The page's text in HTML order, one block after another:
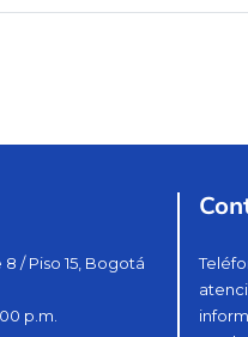
/ Piso 15, Bogotá
p.m.